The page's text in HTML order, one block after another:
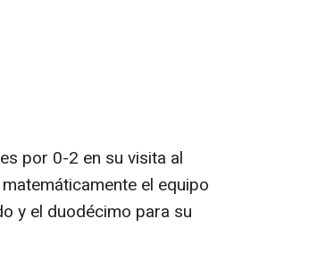
por 0-2 en su visita al
el equipo
y el duodécimo para su